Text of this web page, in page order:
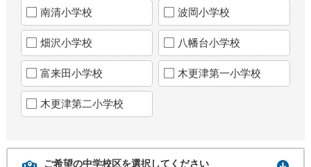
南清小学校 波岡小学校
畑沢小学校 八幡台小学校
富来田小学校 木更津第一小学校
木更津第二小学校
ご希望の中学校区を選択してください